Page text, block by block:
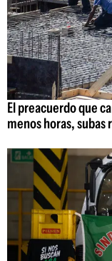
El preacuerdo que
menos horas, subas